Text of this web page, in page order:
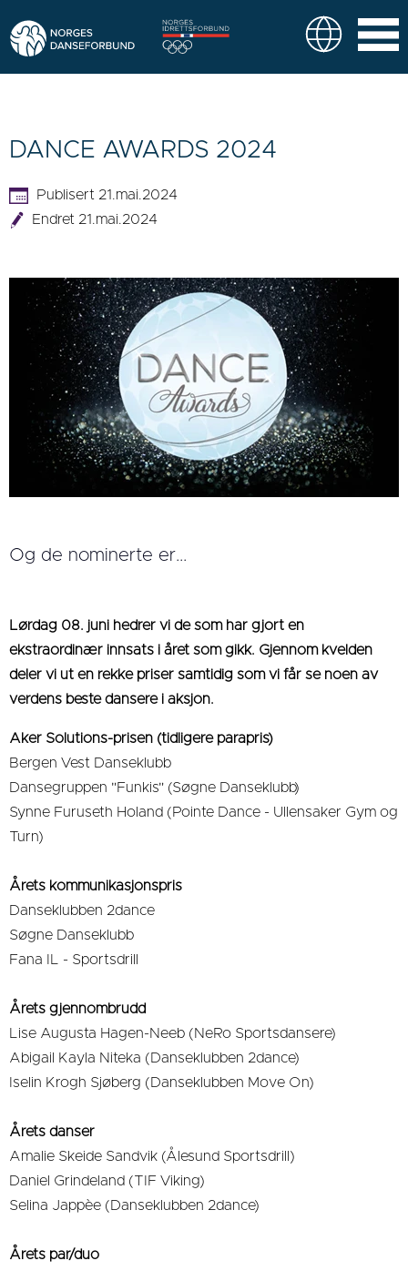
DANCE AWARDS 2024
Publisert 21.mai.2024
Endret 21.mai.2024
Og de nominerte er...
Lørdag 08. juni hedrer vi d​e som har gjort en
ekstraordinær innsats i året som gikk. Gjennom kvelden
deler vi ut en rekke priser samtidig som vi får se noen av
verdens beste dansere i aksjon.
Aker Solutions-prisen (tidligere parapris)
Bergen Vest Danseklubb
Dansegruppen "Funkis" (Søgne Danseklubb)
Synne Furuseth Holand (Pointe Dance - Ullensaker Gym og
Turn)
Årets kommunikasjonspris
Danseklubben 2dance
Søgne Danseklubb
Fana IL - Sportsdrill
Årets gjennombrudd
Lise Augusta Hagen-Neeb (NeRo Sportsdansere)
Abigail Kayla Niteka (Danseklubben 2dance)
Iselin Krogh Sjøberg (Danseklubben Move On)
Årets danser
Amalie Skeide Sandvik (Ålesund Sportsdrill)
Daniel Grindeland (TIF Viking)
Selina Jappèe (Danseklubben 2dance)
Årets par/duo